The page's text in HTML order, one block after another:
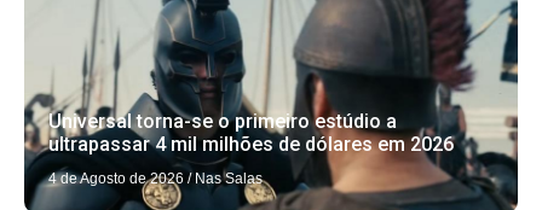
Universal torna-se o primeiro estúdio a
ultrapassar 4 mil milhões de dólares em 2026
4 de Agosto de 2026 / Nas Salas